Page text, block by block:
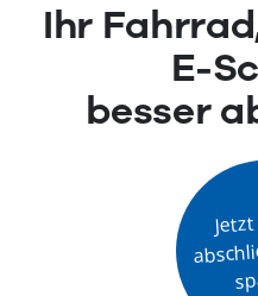
Ihr
E-
besser